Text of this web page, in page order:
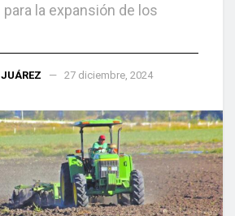
la expansión de los
27 diciembre, 2024